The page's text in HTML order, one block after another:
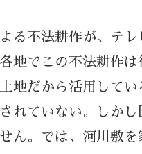
る不法耕作が、テ
地でこの不法耕作
地だから活用して
れていない。しか
ん。では、河川敷